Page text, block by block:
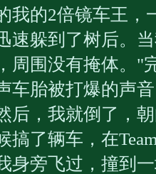
我的2倍镜车王，
速躲到了树后。
周围没有掩体。"
车胎被打爆的声
后，我就倒了，
搞了辆车，在
身旁飞过，撞到